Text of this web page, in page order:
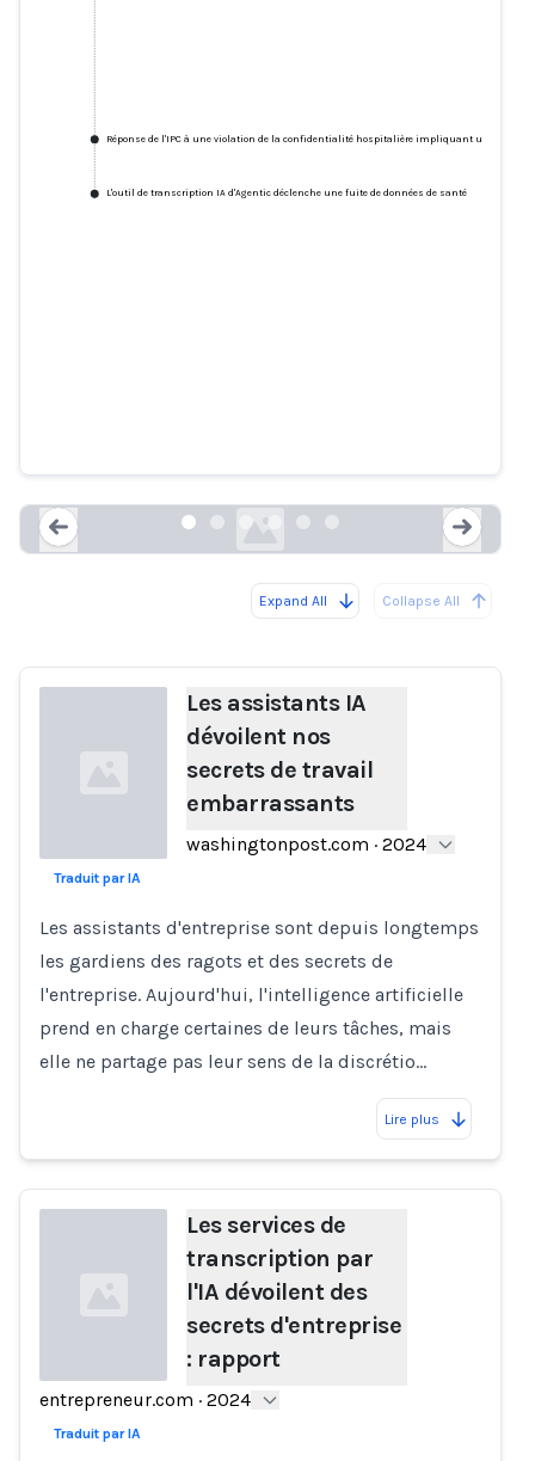
Réponse de l'IPC à une violation de la confidentialité hospitalière impliquant un outil de
L'outil de transcription IA d'Agentic déclenche une fuite de données de santé
Expand All Collapse All
Les assistants IA
dévoilent nos
secrets de travail
embarrassants
washingtonpost.com · 2024
Traduit par IA
Les assistants d'entreprise sont depuis longtemps
les gardiens des ragots et des secrets de
l'entreprise. Aujourd'hui, l'intelligence artificielle
prend en charge certaines de leurs tâches, mais
elle ne partage pas leur sens de la discrétio…
Lire plus
Loading...
Les services de
transcription par
l'IA dévoilent des
secrets d'entreprise
: rapport
entrepreneur.com · 2024
Traduit par IA